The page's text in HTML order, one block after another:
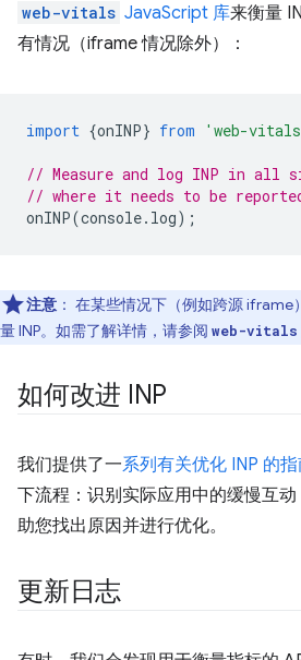
web-vitals JavaScript 库来衡量
有情况（iframe 情况除外）：
import {onINP} from 'web-
// Measure and log INP in all
// where it needs to be
onINP(console. log);
注意 ： 在某些情况下（例如跨源 iframe
量 INP。如需了解详情，请参阅 web-vitals
如何改进 INP
我们提供了一系列有关优化 INP 的
下流程：识别实际应用中的缓慢互
助您找出原因并进行优化。
更新日志